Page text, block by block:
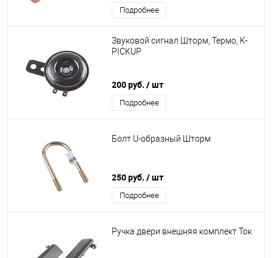
Подробнее
Звуковой сигнал Шторм, Термо, K-
PICKUP
200 руб. / шт
Подробнее
Болт U-образный Шторм
250 руб. / шт
Подробнее
Ручка двери внешняя комплект Ток